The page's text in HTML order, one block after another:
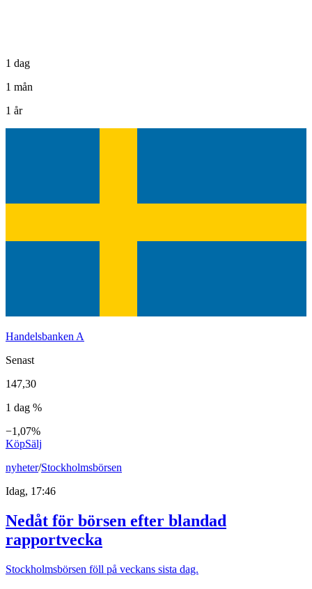
1 dag
1 mån
1 år
Handelsbanken A
Senast
147,30
1 dag %
−1,07%
KöpSälj
nyheter/Stockholmsbörsen
Idag, 17:46
Nedåt för börsen efter blandad
rapportvecka
Stockholmsbörsen föll på veckans sista dag.